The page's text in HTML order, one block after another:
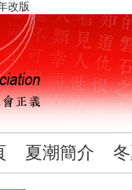
改版
夏潮簡介